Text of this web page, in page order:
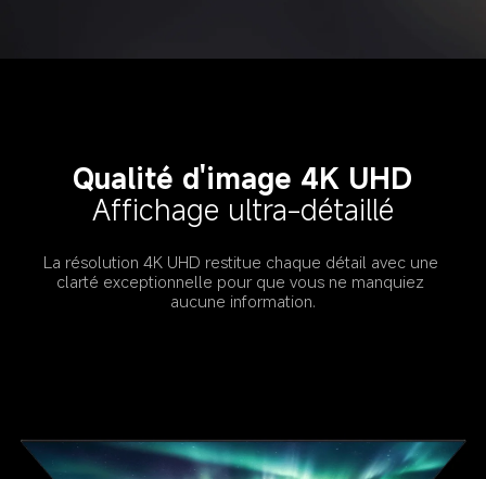
Qualité d'image 4K UHD
Affichage ultra-détaillé
La résolution 4K UHD restitue chaque détail avec une
clarté exceptionnelle pour que vous ne manquiez
aucune information.